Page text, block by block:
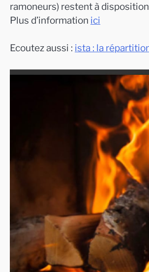
ramoneurs) restent à
Plus d’information ici
Ecoutez aussi : ista : la